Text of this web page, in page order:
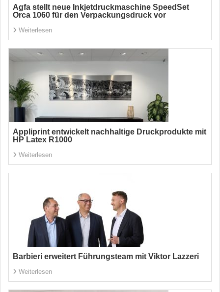
Agfa stellt neue Inkjetdruckmaschine SpeedSet
Orca 1060 für den Verpackungsdruck vor
Weiterlesen
Appliprint entwickelt nachhaltige Druckprodukte mit
HP Latex R1000
Weiterlesen
Barbieri erweitert Führungsteam mit Viktor Lazzeri
Weiterlesen